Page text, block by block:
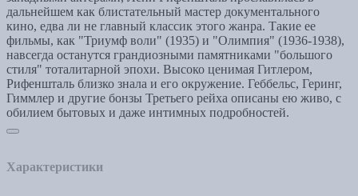
дальнейшем как блистательный мастер документального
кино, едва ли не главный классик этого жанра. Такие ее
фильмы, как "Триумф воли" (1935) и "Олимпия" (1936-1938),
навсегда останутся грандиозными памятниками "большого
стиля" тоталитарной эпохи. Высоко ценимая Гитлером,
Рифеншталь близко знала и его окружение. Геббельс, Геринг,
Гиммлер и другие бонзы Третьего рейха описаны ею живо, с
обилием бытовых и даже интимных подробностей.
Характеристики